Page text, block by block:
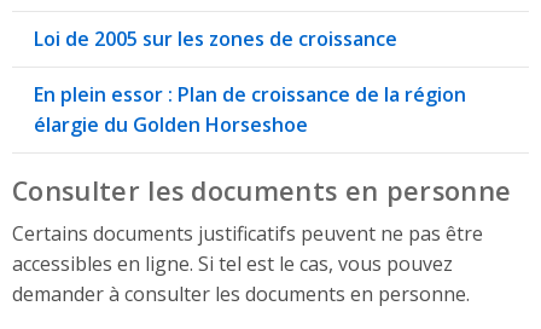
Loi de 2005 sur les zones de croissance
En plein essor : Plan de croissance de la région
élargie du Golden Horseshoe
Consulter les documents en personne
Certains documents justificatifs peuvent ne pas être
accessibles en ligne. Si tel est le cas, vous pouvez
demander à consulter les documents en personne.